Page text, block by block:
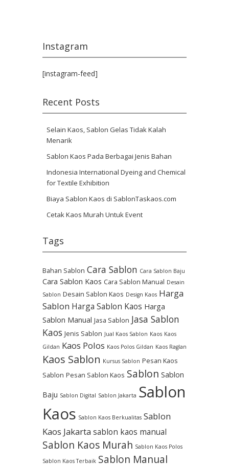
Instagram
[instagram-feed]
Recent Posts
Selain Kaos, Sablon Gelas Tidak Kalah
Menarik
Sablon Kaos Pada Berbagai Jenis Bahan
Indonesia International Dyeing and Chemical
for Textile Exhibition
Biaya Sablon Kaos di SablonTaskaos.com
Cetak Kaos Murah Untuk Event
Tags
Bahan Sablon Cara Sablon Cara Sablon Baju
Cara Sablon Kaos Cara Sablon Manual Desain
Sablon Desain Sablon Kaos Design Kaos Harga
Sablon Harga Sablon Kaos Harga
Sablon Manual Jasa Sablon Jasa Sablon
Kaos Jenis Sablon Jual Kaos Sablon Kaos Kaos
Gildan Kaos Polos Kaos Polos Gildan Kaos Raglan
Kaos Sablon Kursus Sablon Pesan Kaos
Sablon Pesan Sablon Kaos Sablon Sablon
Baju Sablon Digital Sablon Jakarta Sablon
Kaos Sablon Kaos Berkualitas Sablon
Kaos Jakarta sablon kaos manual
Sablon Kaos Murah Sablon Kaos Polos
Sablon Kaos Terbaik Sablon Manual